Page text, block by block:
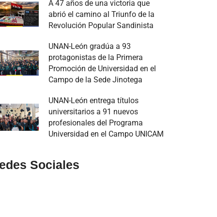
A 47 años de una victoria que
abrió el camino al Triunfo de la
Revolución Popular Sandinista
UNAN-León gradúa a 93
protagonistas de la Primera
Promoción de Universidad en el
Campo de la Sede Jinotega
UNAN-León entrega títulos
universitarios a 91 nuevos
profesionales del Programa
Universidad en el Campo UNICAM
Sociales